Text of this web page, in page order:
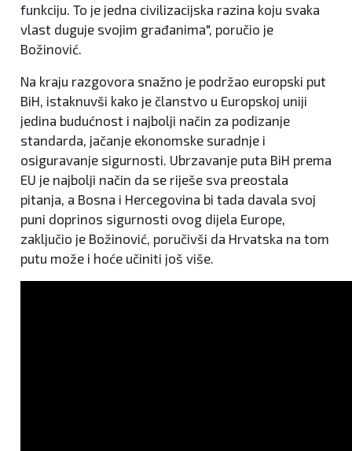
funkciju. To je jedna civilizacijska razina koju svaka
vlast duguje svojim građanima", poručio je
Božinović.
Na kraju razgovora snažno je podržao europski put
BiH, istaknuvši kako je članstvo u Europskoj uniji
jedina budućnost i najbolji način za podizanje
standarda, jačanje ekonomske suradnje i
osiguravanje sigurnosti. Ubrzavanje puta BiH prema
EU je najbolji način da se riješe sva preostala
pitanja, a Bosna i Hercegovina bi tada davala svoj
puni doprinos sigurnosti ovog dijela Europe,
zaključio je Božinović, poručivši da Hrvatska na tom
putu može i hoće učiniti još više.